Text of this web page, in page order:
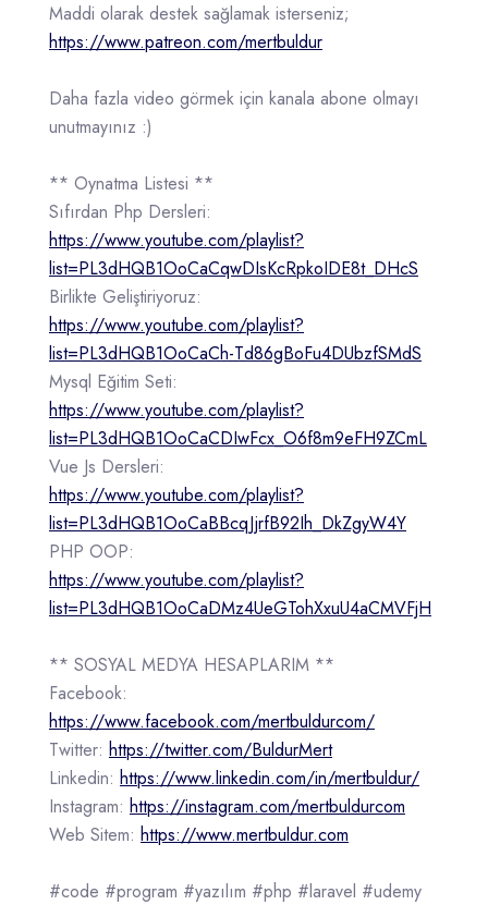
Maddi olarak destek sağlamak isterseniz;
https://www.patreon.com/mertbuldur
Daha fazla video görmek için kanala abone olmayı
unutmayınız :)
** Oynatma Listesi **
Sıfırdan Php Dersleri:
https://www.youtube.com/playlist?
list=PL3dHQB1OoCaCqwDIsKcRpkoIDE8t_DHcS
Birlikte Geliştiriyoruz:
https://www.youtube.com/playlist?
list=PL3dHQB1OoCaCh-Td86gBoFu4DUbzfSMdS
Mysql Eğitim Seti:
https://www.youtube.com/playlist?
list=PL3dHQB1OoCaCDIwFcx_O6f8m9eFH9ZCmL
Vue Js Dersleri:
https://www.youtube.com/playlist?
list=PL3dHQB1OoCaBBcqJjrfB92Ih_DkZgyW4Y
PHP OOP:
https://www.youtube.com/playlist?
list=PL3dHQB1OoCaDMz4UeGTohXxuU4aCMVFjH
** SOSYAL MEDYA HESAPLARIM **
Facebook:
https://www.facebook.com/mertbuldurcom/
Twitter: https://twitter.com/BuldurMert
Linkedin: https://www.linkedin.com/in/mertbuldur/
Instagram: https://instagram.com/mertbuldurcom
Web Sitem: https://www.mertbuldur.com
#code #program #yazılım #php #laravel #udemy